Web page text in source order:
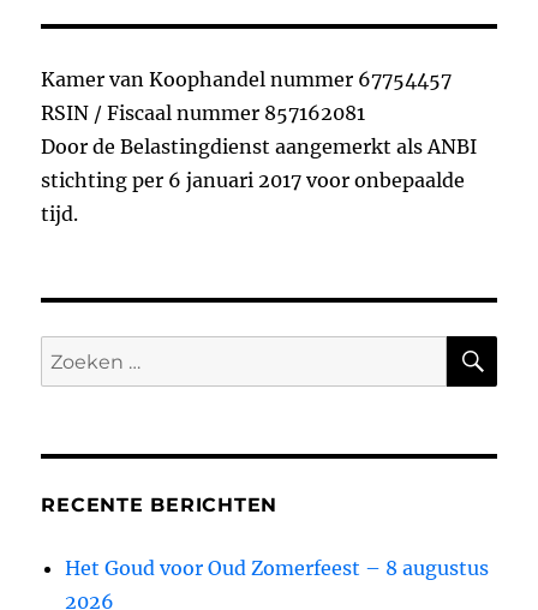
b
o
o
k
r
d
I
n
Kamer van Koophandel nummer 67754457
RSIN / Fiscaal nummer 857162081
Door de Belastingdienst aangemerkt als ANBI
stichting per 6 januari 2017 voor onbepaalde
tijd.
Zoeken
naar:
RECENTE BERICHTEN
Het Goud voor Oud Zomerfeest – 8 augustus
2026